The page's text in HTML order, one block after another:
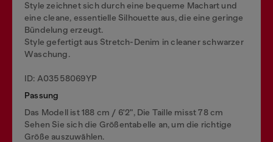
Style zeichnet sich durch eine bequeme Machart und
eine cleane, essentielle Silhouette aus, die eine geringe
Bündelung erzeugt.
Style gefertigt aus Stretch-Denim in cleaner schwarzer
Waschung.
ID: A03558069YP
Passung
Das Modell ist 188 cm / 6'2", Die Taille misst 78 cm
Sehen Sie sich die Größentabelle an, um die richtige
Größe auszuwählen.